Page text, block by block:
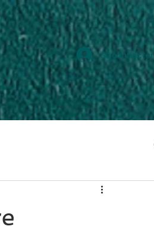
Se connecter
BLOG RÉSERVATION